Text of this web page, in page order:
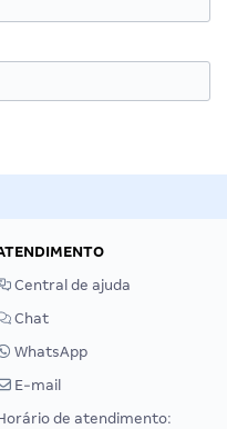
Central de ajuda
Chat
WhatsApp
E-mail
de atendimento: